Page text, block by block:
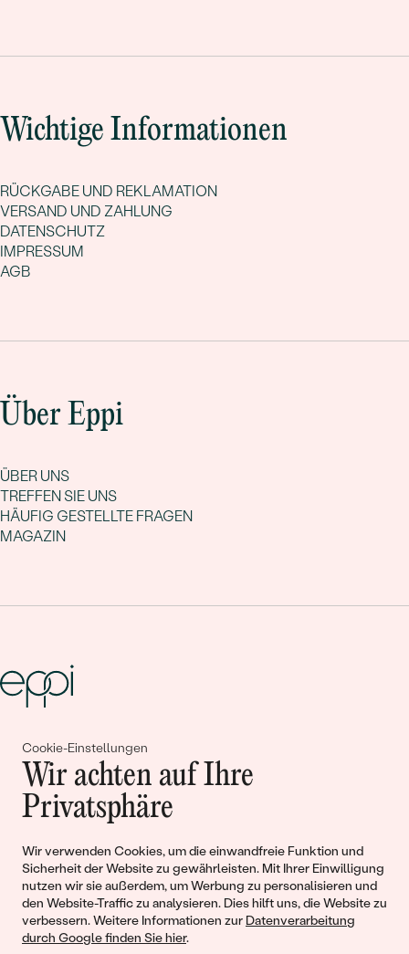
Cookie-Einstellungen
Wir achten auf Ihre
Privatsphäre
Wir verwenden Cookies, um die einwandfreie Funktion und
Sicherheit der Website zu gewährleisten. Mit Ihrer Einwilligung
nutzen wir sie außerdem, um Werbung zu personalisieren und
den Website-Traffic zu analysieren. Dies hilft uns, die Website zu
verbessern. Weitere Informationen zur Datenverarbeitung
durch Google finden Sie hier.
Wichtige Informationen
RÜCKGABE UND REKLAMATION
VERSAND UND ZAHLUNG
DATENSCHUTZ
IMPRESSUM
AGB
Über Eppi
ÜBER UNS
TREFFEN SIE UNS
HÄUFIG GESTELLTE FRAGEN
MAGAZIN
Gemeinsam erschaffen wir
Geschichten von Schönheit und
Liebe
Begleiten Sie uns!